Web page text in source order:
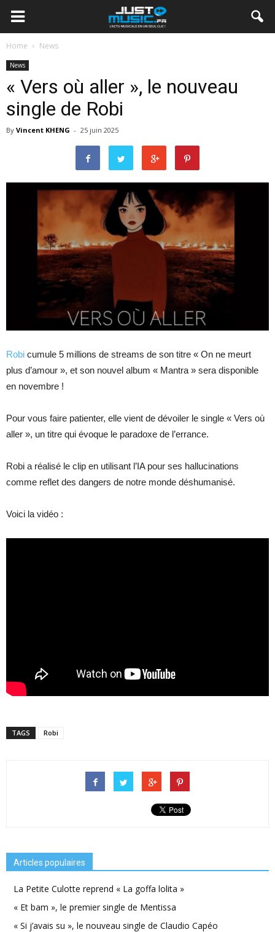
Home News
News
« Vers où aller », le nouveau
single de Robi
By Vincent KHENG - 25 juin 2025
Robi cumule 5 millions de streams de son titre « On ne meurt
plus d’amour », et son nouvel album « Mantra » sera disponible
en novembre !
Pour vous faire patienter, elle vient de dévoiler le single « Vers où
aller », un titre qui évoque le paradoxe de l’errance.
Robi a réalisé le clip en utilisant l’IA pour ses hallucinations
comme reflet des dangers de notre monde déshumanisé.
Voici la vidéo :
TAGS Robi
Articles populaires
La Petite Culotte reprend « La goffa lolita »
« Et bam », le premier single de Mentissa
« Si j’avais su », le nouveau single de Claudio Capéo